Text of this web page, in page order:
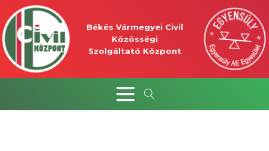
Békés Vármegyei Civil
Közösségi
Szolgáltató Központ